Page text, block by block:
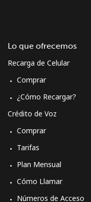
Lo que ofrecemos
Recarga de Celular
Comprar
¿Cómo Recargar?
Crédito de Voz
Comprar
Tarifas
Plan Mensual
Cómo Llamar
Números de Acceso